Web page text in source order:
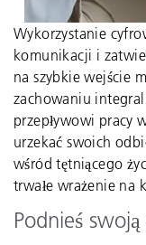
Wykorzystanie
komunikacji i
na szybkie wejście
zachowaniu
przepływowi pracy
urzekać swoich
wśród tętniącego
trwałe wrażenie na
Podnieś